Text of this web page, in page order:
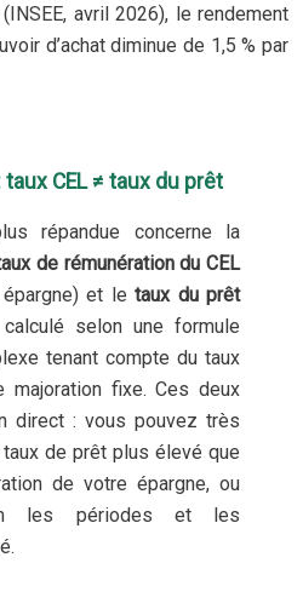
avril 2026), le rendement
d’achat diminue de 1,5 % par
CEL ≠ taux du prêt
répandue concerne la
de rémunération du CEL
épargne) et letaux du prêt
selon une formule
tenant compte du taux
majoration fixe. Ces deux
direct : vous pouvez très
taux de prêt plus élevé que
de votre épargne, ou
les périodes et les